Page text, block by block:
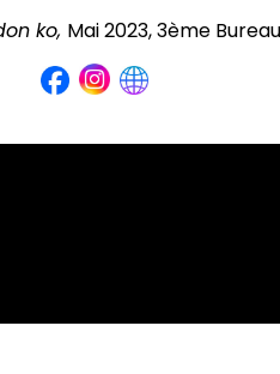
ko, Mai 2023, 3ème